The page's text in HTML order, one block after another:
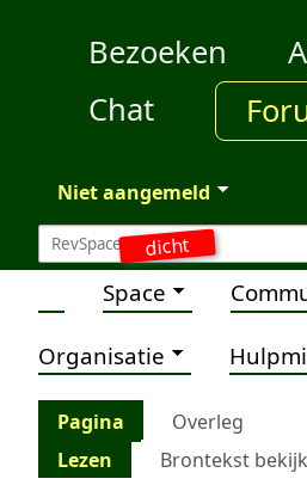
dicht
Bezoeken
Chat
Niet aangemeld
Space
Organisatie
Pagina Overleg
Lezen
Brontekst